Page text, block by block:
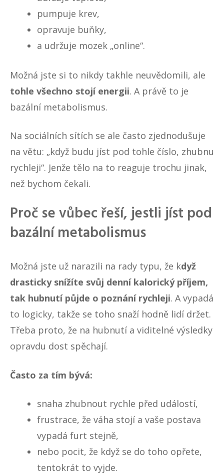
pumpuje krev,
opravuje buňky,
a udržuje mozek „online“.
Možná jste si to nikdy takhle neuvědomili, ale
tohle všechno stojí energii. A právě to je
bazální metabolismus.
Na sociálních sítích se ale často zjednodušuje
na větu: „když budu jíst pod tohle číslo, zhubnu
rychleji“. Jenže tělo na to reaguje trochu jinak,
než bychom čekali.
Proč se vůbec řeší, jestli jíst pod
bazální metabolismus
Možná jste už narazili na rady typu, že když
drasticky snížíte svůj denní kalorický příjem,
tak hubnutí půjde o poznání rychleji. A vypadá
to logicky, takže se toho snaží hodně lidí držet.
Třeba proto, že na hubnutí a viditelné výsledky
opravdu dost spěchají.
Často za tím bývá:
snaha zhubnout rychle před událostí,
frustrace, že váha stojí a vaše postava
vypadá furt stejně,
nebo pocit, že když se do toho opřete,
tentokrát to vyjde.